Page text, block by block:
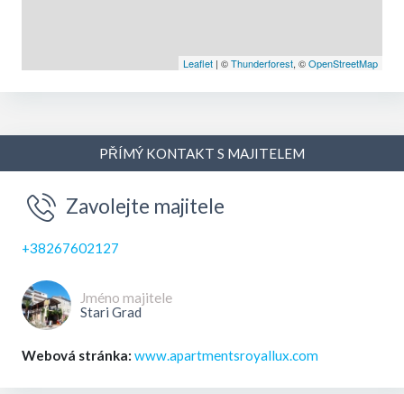
Leaflet | ©Thunderforest, ©OpenStreetMap
PŘÍMÝ KONTAKT S MAJITELEM
Zavolejte majitele
+38267602127
Jméno majitele
Stari Grad
Webová stránka: www.apartmentsroyallux.com